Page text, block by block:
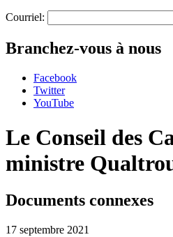
Courriel:
Branchez-vous à nous
Facebook
Twitter
YouTube
Le Conseil des
ministre
Documents connexes
17 septembre 2021